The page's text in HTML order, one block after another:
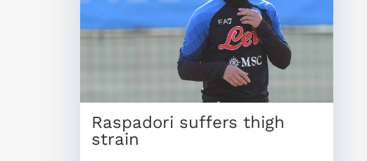
Raspadori suffers thigh
strain